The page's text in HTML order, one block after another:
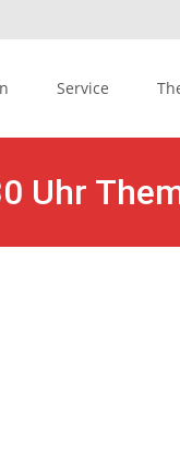
Service
Uhr